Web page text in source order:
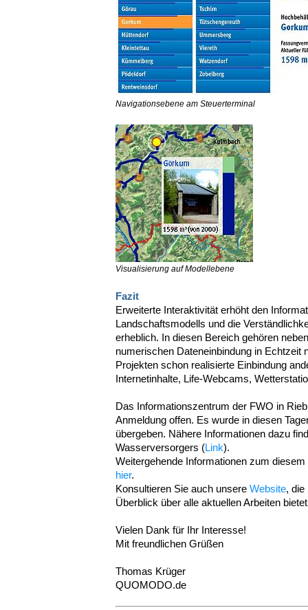
Navigationsebene am Steuerterminal
Visualisierung auf Modellebene
Fazit
Erweiterte Interaktivität erhöht den
Landschaftsmodells und die
erheblich. In diesen Bereich gehören
numerischen Dateneinbindung in Echtzeit
Projekten schon realisierte Einbindung
Internetinhalte, Life-Webcams,
Das Informationszentrum der FWO in
Anmeldung offen. Es wurde in diesen
übergeben. Nähere Informationen dazu
Wasserversorgers (Link).
Weitergehende Informationen zum
hier.
Konsultieren Sie auch unsere Website, die
Überblick über alle aktuellen Arbeiten
Vielen Dank für Ihr Interesse!
Mit freundlichen Grüßen
Thomas Krüger
QUOMODO.de